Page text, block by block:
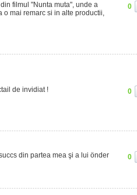
filmul "Nunta muta", unde a
o mai remarc si in alte productii,
0
de invidiat !
0
din partea mea şi a lui önder 0